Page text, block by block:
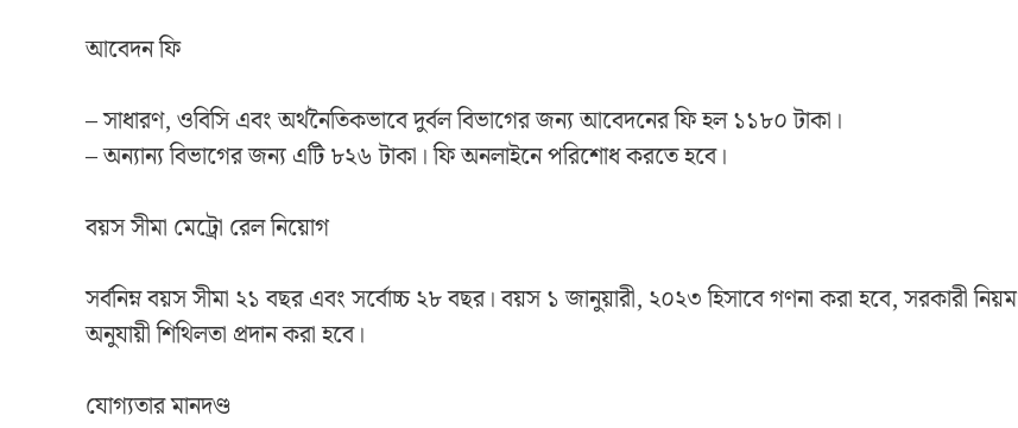
আবেদন ফি
– সাধারণ, ওবিসি এবং অর্থনৈতিকভাবে দুর্বল বিভাগের জন্য আবেদনের ফি হল ১১৮০ টাকা।
– অন্যান্য বিভাগের জন্য এটি ৮২৬ টাকা। ফি অনলাইনে পরিশোধ করতে হবে।
বয়স সীমা মেট্রো রেল নিয়োগ
সর্বনিম্ন বয়স সীমা ২১ বছর এবং সর্বোচ্চ ২৮ বছর। বয়স ১ জানুয়ারী, ২০২৩ হিসাবে গণনা করা হবে, সরকারী নিয়ম
অনুযায়ী শিথিলতা প্রদান করা হবে।
যোগ্যতার মানদণ্ড